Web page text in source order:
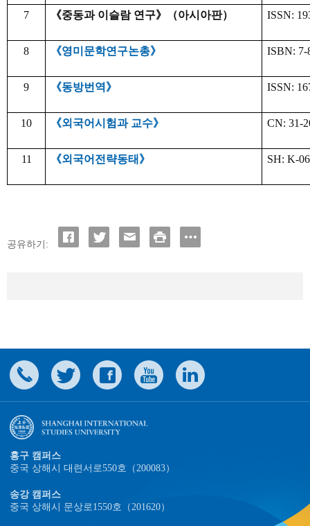
7 《중동과 이슬람 연구》（아시아판） ISSN:
8 《영미문학연구논총》 ISBN: 7-
9 《동방번역》 ISSN:
10 《외국어시험과 교수》 CN: 31-
11 《외국어전략동태》 SH: K-
공유하기:
홍구 캠퍼스
중국 상해시 대련서로550호（200083）
송강 캠퍼스
중국 상해시 문상로1550호（201620）